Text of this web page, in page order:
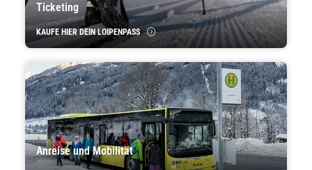
Ticketing
KAUFE HIER DEIN LOIPENPASS
Anreise und Mobilität